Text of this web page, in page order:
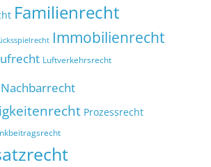
Familienrecht
Immobilienrecht
Luftverkehrsrecht
Nachbarrecht
Prozessrecht